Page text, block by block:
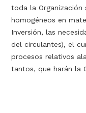
toda la
homogéneos en
Inversión, las
del circulantes), el
procesos relativos
tantos, que harán la